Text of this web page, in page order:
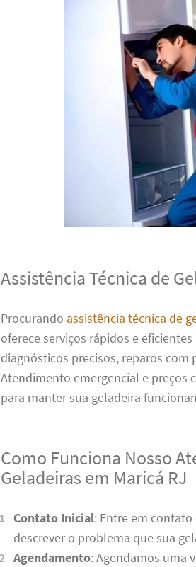
Assistência Técnica de
Procurando assistência técnica de
oferece serviços rápidos e
diagnósticos precisos, reparos com
Atendimento emergencial e preços
para manter sua geladeira
Como Funciona Nosso
Geladeiras em Maricá RJ
Contato Inicial: Entre em
descrever o problema que sua
Agendamento: Agendamos uma